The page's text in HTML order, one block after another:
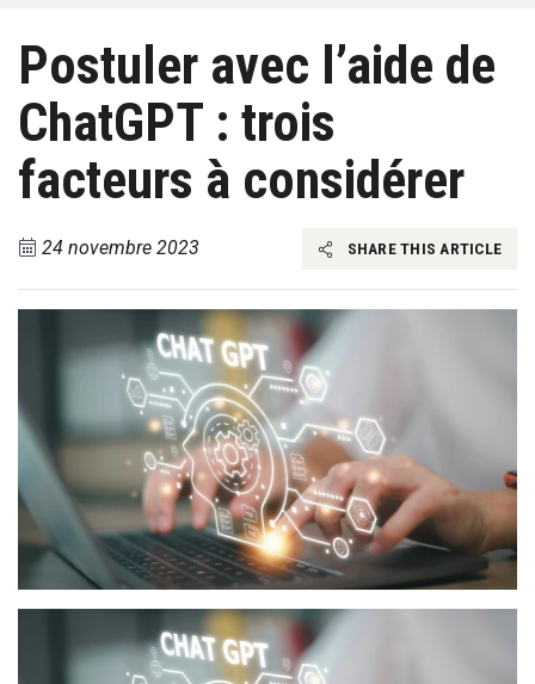
Postuler avec l’aide de
ChatGPT : trois
facteurs à considérer
24 novembre 2023 SHARE THIS ARTICLE